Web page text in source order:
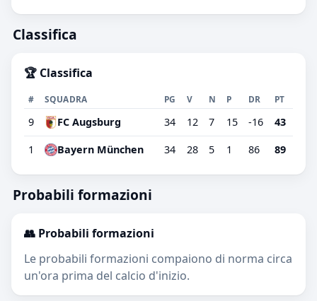
Classifica
🏆 Classifica
# SQUADRA PG V N P DR PT
9 FC Augsburg 34 12 7 15 -16 43
1 Bayern München 34 28 5 1 86 89
Probabili formazioni
👥 Probabili formazioni
Le probabili formazioni compaiono di norma circa
un'ora prima del calcio d'inizio.